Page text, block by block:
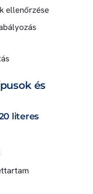
ellenőrzése
és
literes